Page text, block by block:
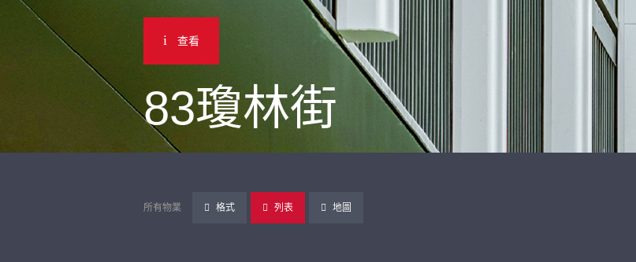
查看
83瓊林街
所有物業 格式 列表 地圖